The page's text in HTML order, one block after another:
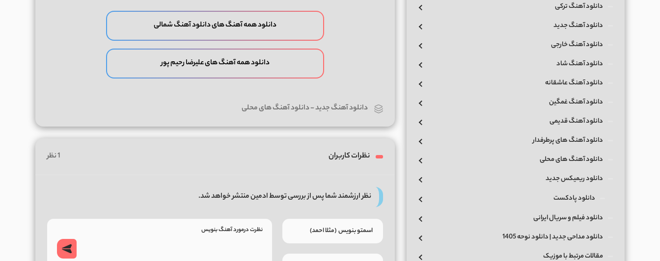
دانلود همه آهنگ های دانلود آهنگ شمالی
دانلود همه آهنگ های علیرضا رحیم پور
دانلود آهنگ جدید-دانلود آهنگ های محلی
نظرات کاربران 1 نظر
نظر ارزشمند شما پس از بررسی توسط ادمین منتشر خواهد شد.
دانلود آهنگ ترکی
دانلود آهنگ جدید
دانلود آهنگ خارجی
دانلود آهنگ شاد
دانلود آهنگ عاشقانه
دانلود آهنگ غمگین
دانلود آهنگ قدیمی
دانلود آهنگ های پرطرفدار
دانلود آهنگ های محلی
دانلود ریمیکس جدید
دانلود پادکست
دانلود فیلم و سریال ایرانی
دانلود مداحی جدید | دانلود نوحه 1405
مقالات مرتبط با موزیک